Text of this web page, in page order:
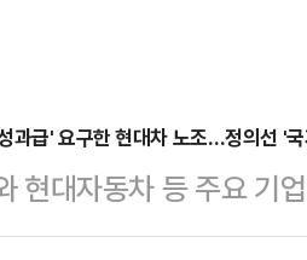
과급' 요구한 현대차 노조…정의선 '
현대자동차 등 주요 기
하는 가운데 정의선 현